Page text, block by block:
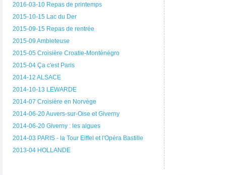
2016-03-10 Repas de printemps
2015-10-15 Lac du Der
2015-09-15 Repas de rentrée
2015-09 Ambleteuse
2015-05 Croisière Croatie-Monténégro
2015-04 Ça c'est Paris
2014-12 ALSACE
2014-10-13 LEWARDE
2014-07 Croisière en Norvège
2014-06-20 Auvers-sur-Oise et Giverny
2014-06-20 Giverny : les algues
2014-03 PARIS - la Tour Eiffel et l'Opéra Bastille
2013-04 HOLLANDE